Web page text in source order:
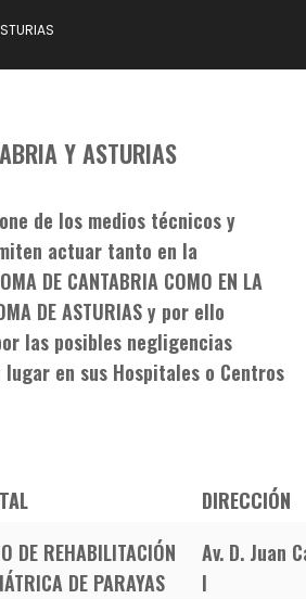
Y ASTURIAS
de los medios técnicos y
actuar tanto en la
DE CANTABRIA COMO EN LA
DE ASTURIAS y por ello
las posibles negligencias
en sus Hospitales o Centros
DIRECCIÓN
DE REHABILITACIÓN
DE PARAYAS
Av. D. Juan
I